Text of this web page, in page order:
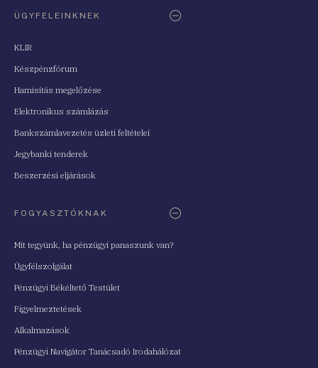
ÜGYFELEINKNEK
KLIR
Készpénzfórum
Hamisítás megelőzése
Elektronikus számlázás
Bankszámlavezetés üzleti feltételei
Jegybanki tenderek
Beszerzési eljárások
FOGYASZTÓKNAK
Mit tegyünk, ha pénzügyi panaszunk van?
Ügyfélszolgálat
Pénzügyi Békéltető Testület
Figyelmeztetések
Alkalmazások
Pénzügyi Navigátor Tanácsadó Irodahálózat